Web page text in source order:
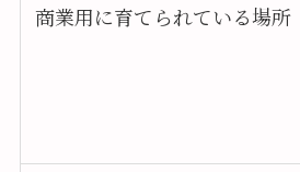
商業用に育てられている場所